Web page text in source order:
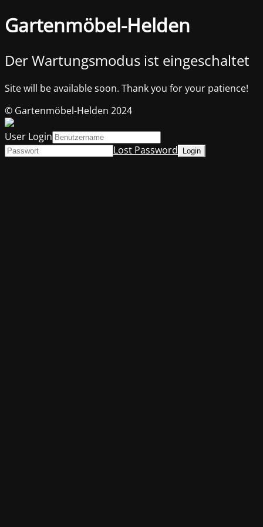
Gartenmöbel-Helden
Der Wartungsmodus ist eingeschaltet
Site will be available soon. Thank you for your patience!
© Gartenmöbel-Helden 2024
User Login
Lost Password